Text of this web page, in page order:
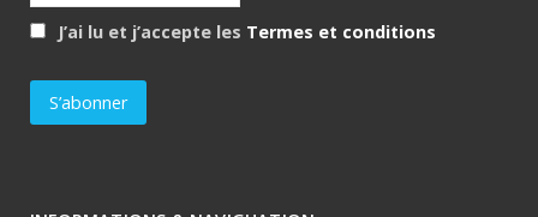
J’ai lu et j’accepte les Termes et conditions